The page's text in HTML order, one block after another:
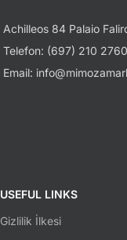
Achilleos 84 Palaio
Telefon: (697) 210 2760
Email:
USEFUL LINKS
Gizlilik İlkesi